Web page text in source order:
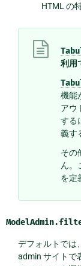
HTML の
利用
機能
アウ
する
義す
その
ん。
を定
ModelAdmin.
デフォルトでは、
admin サイトで